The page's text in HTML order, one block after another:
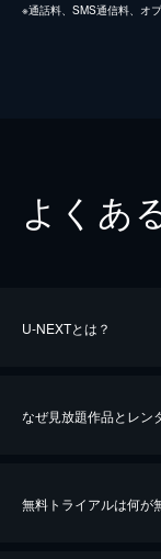
※通話料、SMS通信料、オ
よくあ
U-NEXTとは？
なぜ見放題作品とレン
無料トライアルは何が